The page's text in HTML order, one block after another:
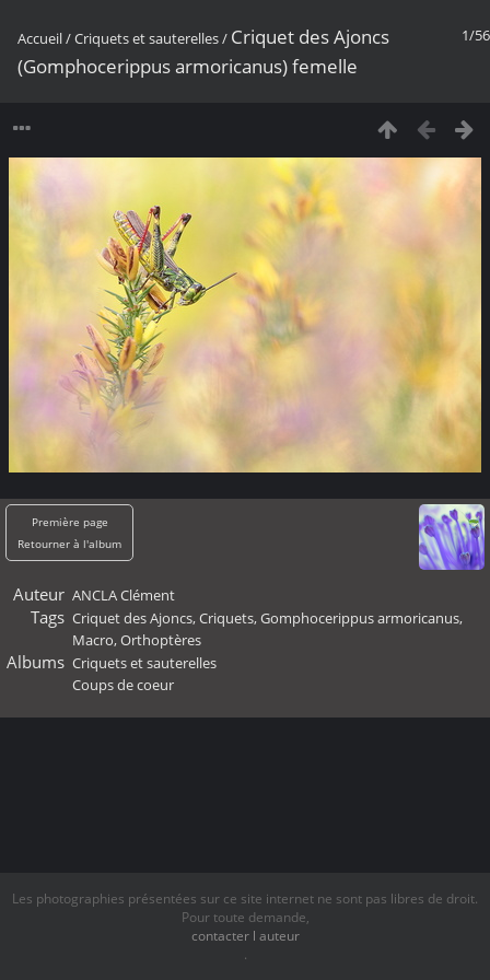
1/56
Accueil/Criquets et sauterelles/ Criquet des Ajoncs
(Gomphocerippus armoricanus) femelle
Première page
Retourner à l'album
Auteur ANCLA Clément
Tags Criquet des Ajoncs,Criquets,Gomphocerippus armoricanus,
Macro,Orthoptères
Albums Criquets et sauterelles
Coups de coeur
Les photographies présentées sur ce site internet ne sont pas libres de droit.
Pour toute demande,
contacter l auteur
.